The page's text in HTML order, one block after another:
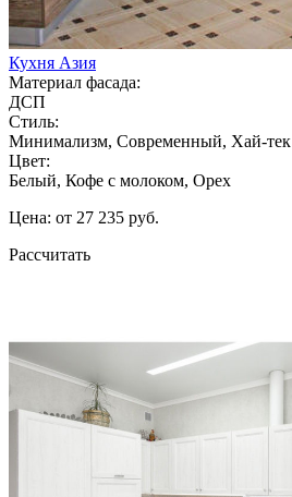
Кухня Азия
Материал фасада:
ДСП
Стиль:
Минимализм, Современный, Хай-тек
Цвет:
Белый, Кофе с молоком, Орех
Цена: от 27 235 руб.
Рассчитать